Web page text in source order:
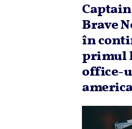
Brave
în
primul
office-